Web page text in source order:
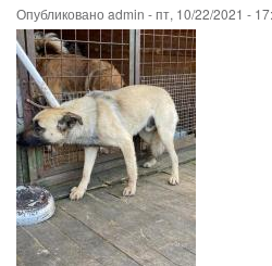
Опубликовано admin -пт, 10/22/2021 -